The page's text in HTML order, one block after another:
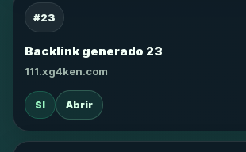
#23
Backlink generado 23
111.xg4ken.com
SI Abrir